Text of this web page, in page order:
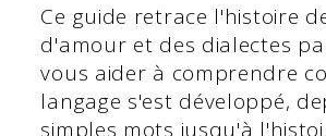
Ce guide retrace l'histoire
d'amour et des dialectes
vous aider à comprendre
langage s'est développé,
simples mots jusqu'à